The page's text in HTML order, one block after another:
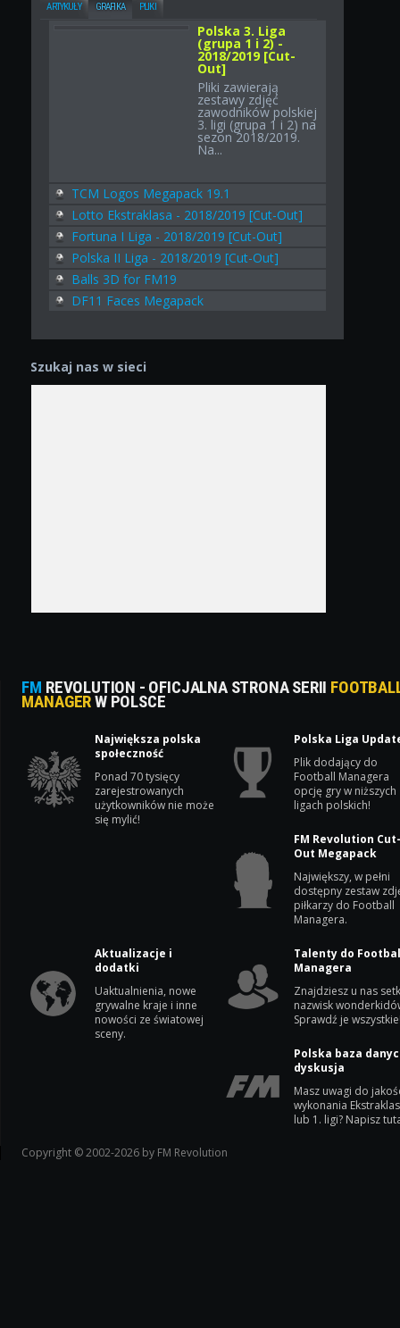
ARTYKUŁY GRAFIKA PLIKI
Polska 3. Liga
(grupa 1 i 2) -
2018/2019 [Cut-
Out]
Pliki zawierają
zestawy zdjęć
zawodników polskiej
3. ligi (grupa 1 i 2) na
sezon 2018/2019.
Na...
TCM Logos Megapack 19.1
Lotto Ekstraklasa - 2018/2019 [Cut-Out]
Fortuna I Liga - 2018/2019 [Cut-Out]
Polska II Liga - 2018/2019 [Cut-Out]
Balls 3D for FM19
DF11 Faces Megapack
Szukaj nas w sieci
FM REVOLUTION - OFICJALNA STRONA SERII
MANAGERW POLSCE
Największa polska
społeczność
Ponad 70 tysięcy
zarejestrowanych
użytkowników nie może
się mylić!
Polska Liga
Plik dodający do
Football Managera
opcję gry w niższych
ligach polskich!
FM Revolution
Out Megapack
Największy, w pełni
dostępny zestaw
piłkarzy do Football
Managera.
Aktualizacje i
dodatki
Uaktualnienia, nowe
grywalne kraje i inne
nowości ze światowej
sceny.
Talenty do
Managera
Znajdziesz u nas
nazwisk
Sprawdź je
Polska baza
dyskusja
Masz uwagi do
wykonania
lub 1. ligi? Napisz
Copyright © 2002-2026 by FM Revolution